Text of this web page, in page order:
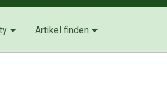
Artikel finden